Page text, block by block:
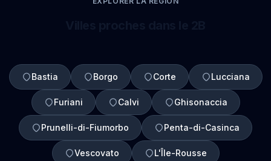
Bastia Borgo Corte Lucciana
Furiani Calvi Ghisonaccia
Prunelli-di-Fiumorbo Penta-di-Casinca
Vescovato L'Île-Rousse